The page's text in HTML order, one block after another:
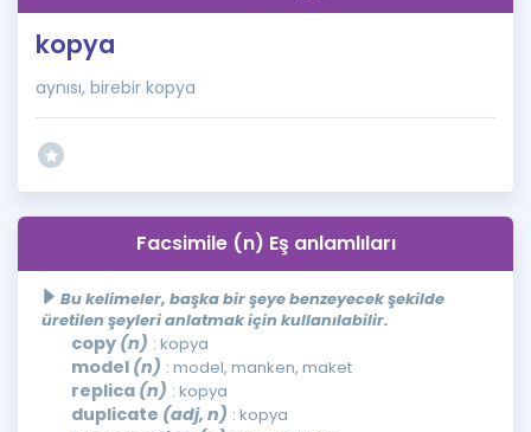
İngilizce Gramer
kopya
aynısı, birebir kopya
Facsimile (n) Eş anlamlıları
Bu kelimeler, başka bir şeye benzeyecek şekilde
üretilen şeyleri anlatmak için kullanılabilir.
copy (n) : kopya
model (n) : model, manken, maket
replica (n) : kopya
duplicate (adj, n) : kopya